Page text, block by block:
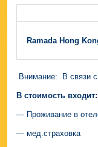
Ramada Hong
Внимание: В связи
В стоимость входит:
— Проживание в
— мед.страховка